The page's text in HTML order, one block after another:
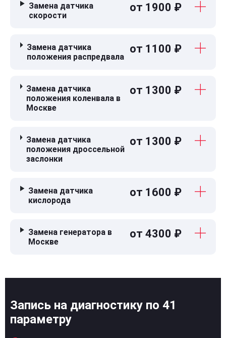
Замена датчика
скорости
от 1900 ₽
Замена датчика
положения распредвала
от 1100 ₽
Замена датчика
положения коленвала в
Москве
от 1300 ₽
Замена датчика
положения дроссельной
заслонки
от 1300 ₽
Замена датчика
кислорода
от 1600 ₽
Замена генератора в
Москве
от 4300 ₽
Запись на диагностику по 41
параметру